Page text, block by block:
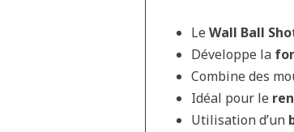
Le Wall Ball
Développe la
Combine des
Idéal pour le
Utilisation d’un